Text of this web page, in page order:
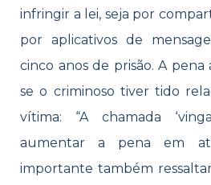
infringir a lei, seja por
por aplicativos de
cinco anos de prisão. A
se o criminoso tiver tido
vítima: “A chamada
aumentar a pena em
importante também